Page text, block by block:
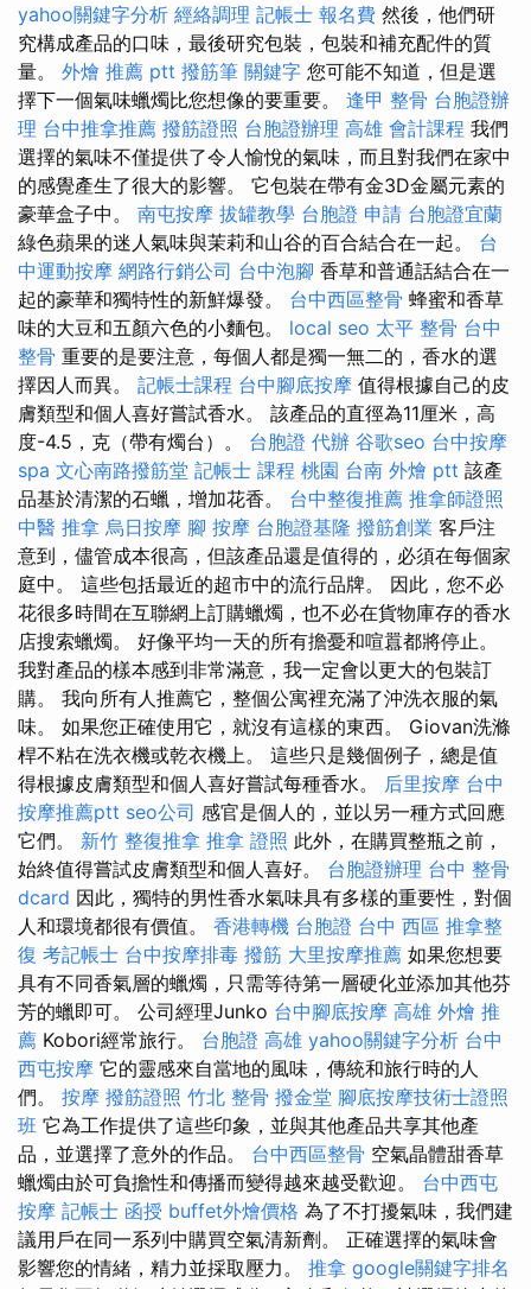
yahoo關鍵字分析 經絡調理 記帳士 報名費 然後，他們研
究構成產品的口味，最後研究包裝，包裝和補充配件的質
量。 外燴 推薦 ptt 撥筋筆 關鍵字 您可能不知道，但是選
擇下一個氣味蠟燭比您想像的要重要。 逢甲 整骨 台胞證辦
理 台中推拿推薦 撥筋證照 台胞證辦理 高雄 會計課程 我們
選擇的氣味不僅提供了令人愉悅的氣味，而且對我們在家中
的感覺產生了很大的影響。 它包裝在帶有金3D金屬元素的
豪華盒子中。 南屯按摩 拔罐教學 台胞證 申請 台胞證宜蘭
綠色蘋果的迷人氣味與茉莉和山谷的百合結合在一起。 台
中運動按摩 網路行銷公司 台中泡腳 香草和普通話結合在一
起的豪華和獨特性的新鮮爆發。 台中西區整骨 蜂蜜和香草
味的大豆和五顏六色的小麵包。 local seo 太平 整骨 台中
整骨 重要的是要注意，每個人都是獨一無二的，香水的選
擇因人而異。 記帳士課程 台中腳底按摩 值得根據自己的皮
膚類型和個人喜好嘗試香水。 該產品的直徑為11厘米，高
度-4.5，克（帶有燭台）。 台胞證 代辦 谷歌seo 台中按摩
spa 文心南路撥筋堂 記帳士 課程 桃園 台南 外燴 ptt 該產
品基於清潔的石蠟，增加花香。 台中整復推薦 推拿師證照
中醫 推拿 烏日按摩 腳 按摩 台胞證基隆 撥筋創業 客戶注
意到，儘管成本很高，但該產品還是值得的，必須在每個家
庭中。 這些包括最近的超市中的流行品牌。 因此，您不必
花很多時間在互聯網上訂購蠟燭，也不必在貨物庫存的香水
店搜索蠟燭。 好像平均一天的所有擔憂和喧囂都將停止。
我對產品的樣本感到非常滿意，我一定會以更大的包裝訂
購。 我向所有人推薦它，整個公寓裡充滿了沖洗衣服的氣
味。 如果您正確使用它，就沒有這樣的東西。 Giovan洗滌
桿不粘在洗衣機或乾衣機上。 這些只是幾個例子，總是值
得根據皮膚類型和個人喜好嘗試每種香水。 后里按摩 台中
按摩推薦ptt seo公司 感官是個人的，並以另一種方式回應
它們。 新竹 整復推拿 推拿 證照 此外，在購買整瓶之前，
始終值得嘗試皮膚類型和個人喜好。 台胞證辦理 台中 整骨
dcard 因此，獨特的男性香水氣味具有多樣的重要性，對個
人和環境都很有價值。 香港轉機 台胞證 台中 西區 推拿整
復 考記帳士 台中按摩排毒 撥筋 大里按摩推薦 如果您想要
具有不同香氣層的蠟燭，只需等待第一層硬化並添加其他芬
芳的蠟即可。 公司經理Junko 台中腳底按摩 高雄 外燴 推
薦 Kobori經常旅行。 台胞證 高雄 yahoo關鍵字分析 台中
西屯按摩 它的靈感來自當地的風味，傳統和旅行時的人
們。 按摩 撥筋證照 竹北 整骨 撥金堂 腳底按摩技術士證照
班 它為工作提供了這些印象，並與其他產品共享其他產
品，並選擇了意外的作品。 台中西區整骨 空氣晶體甜香草
蠟燭由於可負擔性和傳播而變得越來越受歡迎。 台中西屯
按摩 記帳士 函授 buffet外燴價格 為了不打擾氣味，我們建
議用戶在同一系列中購買空氣清新劑。 正確選擇的氣味會
影響您的情緒，精力並採取壓力。 推拿 google關鍵字排名